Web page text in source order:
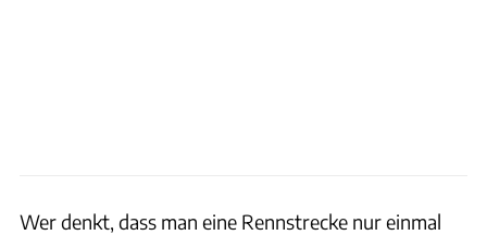
Wer denkt, dass man eine Rennstrecke nur einmal